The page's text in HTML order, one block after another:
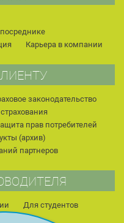
Карьера в компании
законодательство
прав потребителей
(архив)
партнеров
Для студентов